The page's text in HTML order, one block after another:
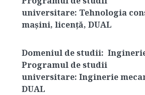
universitare: Tehnologia
mașini, licență, DUAL
Domeniul de studii:
Programul de studii
universitare: Inginerie
DUAL